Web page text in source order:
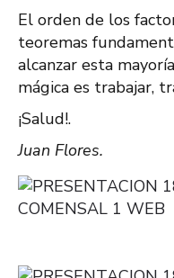
El orden de los
teoremas
alcanzar esta
mágica es trabajar,
¡Salud!.
Juan Flores.